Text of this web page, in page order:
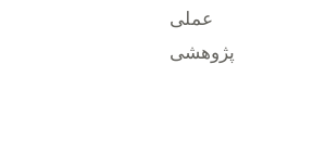
عملی
پژوهشی